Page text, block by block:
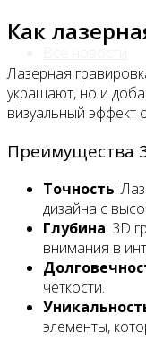
Видео
Как
Лазерная
украшают, но и
визуальный эффект
Преимущества
Точность:
дизайна с
Глубина: 3D
внимания в
четкости.
элементы,